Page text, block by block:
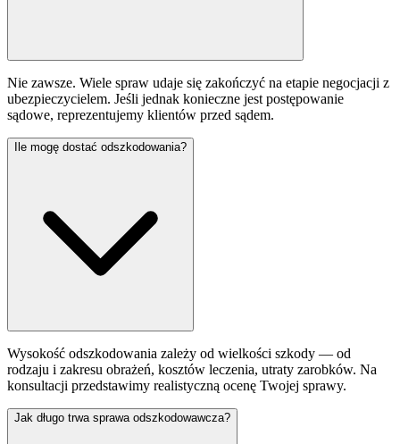
Nie zawsze. Wiele spraw udaje się zakończyć na etapie negocjacji z
ubezpieczycielem. Jeśli jednak konieczne jest postępowanie
sądowe, reprezentujemy klientów przed sądem.
Ile mogę dostać odszkodowania?
Wysokość odszkodowania zależy od wielkości szkody — od
rodzaju i zakresu obrażeń, kosztów leczenia, utraty zarobków. Na
konsultacji przedstawimy realistyczną ocenę Twojej sprawy.
Jak długo trwa sprawa odszkodowawcza?